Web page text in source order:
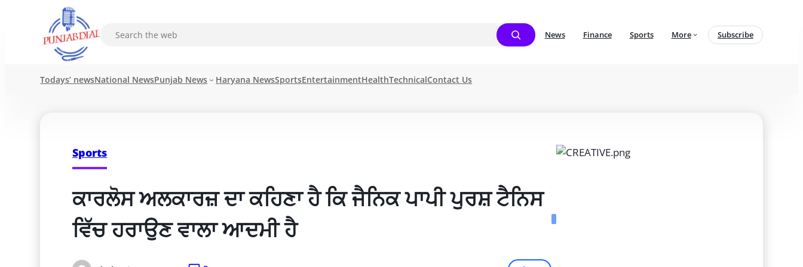
News Finance Sports More Subscribe
Todays’ newsNational NewsPunjab News Haryana NewsSportsEntertainmentHealthTechnicalContact Us
Sports
ਕਾਰਲੋਸ ਅਲਕਾਰਜ਼ ਦਾ ਕਹਿਣਾ ਹੈ ਕਿ ਜੈਨਿਕ ਪਾਪੀ ਪੁਰਸ਼ ਟੈਨਿਸ
ਵਿੱਚ ਹਰਾਉਣ ਵਾਲਾ ਆਦਮੀ ਹੈ